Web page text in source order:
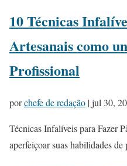
10 Técnicas
Artesanais como
Profissional
porchefe de redação |jul 30,
Técnicas Infalíveis para Fazer
aperfeiçoar suas habilidades de